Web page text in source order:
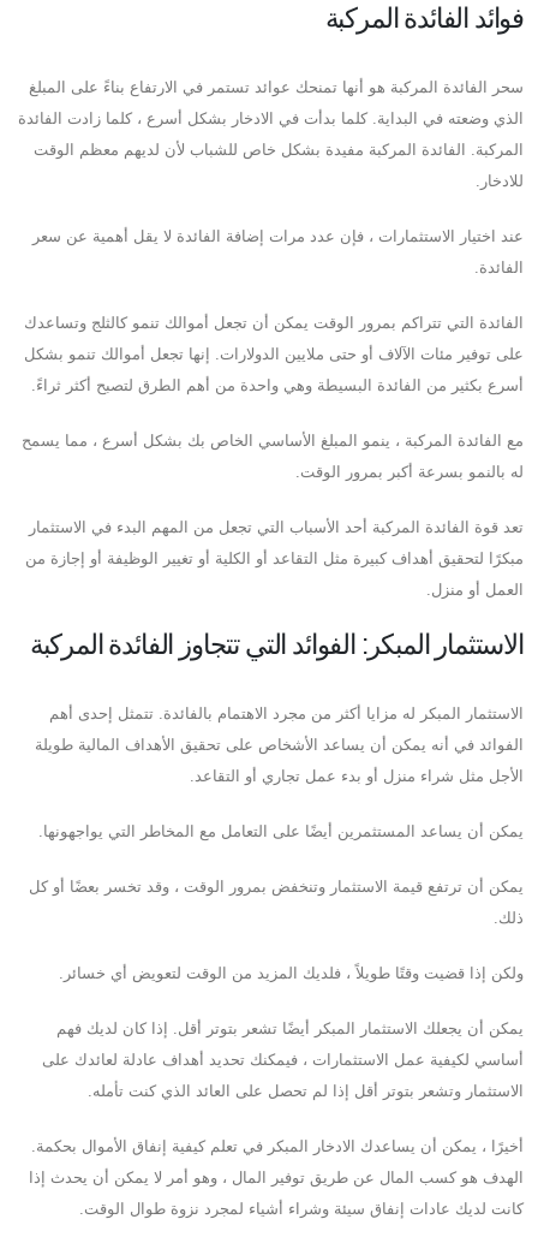
فوائد الفائدة المركبة
سحر الفائدة المركبة هو أنها تمنحك عوائد تستمر في الارتفاع بناءً على المبلغ
الذي وضعته في البداية. كلما بدأت في الادخار بشكل أسرع ، كلما زادت الفائدة
المركبة. الفائدة المركبة مفيدة بشكل خاص للشباب لأن لديهم معظم الوقت
للادخار.
عند اختيار الاستثمارات ، فإن عدد مرات إضافة الفائدة لا يقل أهمية عن سعر
الفائدة.
الفائدة التي تتراكم بمرور الوقت يمكن أن تجعل أموالك تنمو كالثلج وتساعدك
على توفير مئات الآلاف أو حتى ملايين الدولارات. إنها تجعل أموالك تنمو بشكل
أسرع بكثير من الفائدة البسيطة وهي واحدة من أهم الطرق لتصبح أكثر ثراءً.
مع الفائدة المركبة ، ينمو المبلغ الأساسي الخاص بك بشكل أسرع ، مما يسمح
له بالنمو بسرعة أكبر بمرور الوقت.
تعد قوة الفائدة المركبة أحد الأسباب التي تجعل من المهم البدء في الاستثمار
مبكرًا لتحقيق أهداف كبيرة مثل التقاعد أو الكلية أو تغيير الوظيفة أو إجازة من
العمل أو منزل.
الاستثمار المبكر: الفوائد التي تتجاوز الفائدة المركبة
الاستثمار المبكر له مزايا أكثر من مجرد الاهتمام بالفائدة. تتمثل إحدى أهم
الفوائد في أنه يمكن أن يساعد الأشخاص على تحقيق الأهداف المالية طويلة
الأجل مثل شراء منزل أو بدء عمل تجاري أو التقاعد.
يمكن أن يساعد المستثمرين أيضًا على التعامل مع المخاطر التي يواجهونها.
يمكن أن ترتفع قيمة الاستثمار وتنخفض بمرور الوقت ، وقد تخسر بعضًا أو كل
ذلك.
ولكن إذا قضيت وقتًا طويلاً ، فلديك المزيد من الوقت لتعويض أي خسائر.
يمكن أن يجعلك الاستثمار المبكر أيضًا تشعر بتوتر أقل. إذا كان لديك فهم
أساسي لكيفية عمل الاستثمارات ، فيمكنك تحديد أهداف عادلة لعائدك على
الاستثمار وتشعر بتوتر أقل إذا لم تحصل على العائد الذي كنت تأمله.
أخيرًا ، يمكن أن يساعدك الادخار المبكر في تعلم كيفية إنفاق الأموال بحكمة.
الهدف هو كسب المال عن طريق توفير المال ، وهو أمر لا يمكن أن يحدث إذا
كانت لديك عادات إنفاق سيئة وشراء أشياء لمجرد نزوة طوال الوقت.